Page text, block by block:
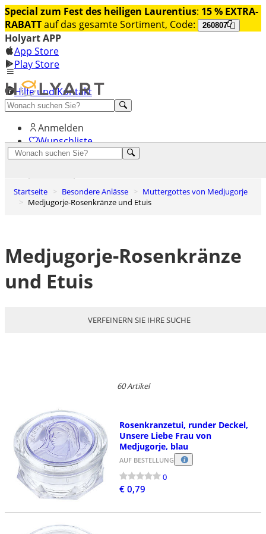
Special zum Fest des heiligen Laurentius: 15 % EXTRA-
RABATTauf das gesamte Sortiment, Code: 260807
Holyart APP
App Store
Play Store
Hilfe und Kontakt
Entdecken Sie Premium
Anmelden
Wunschliste
Startseite Besondere Anlässe
Muttergottes von Medjugorje
Medjugorje-Rosenkränze und Etuis
Medjugorje-Rosenkränze
und Etuis
VERFEINERN SIE IHRE SUCHE
60 Artikel
Rosenkranzetui, runder Deckel,
Unsere Liebe Frau von
Medjugorje, blau
AUF BESTELLUNG
0
€ 0,79